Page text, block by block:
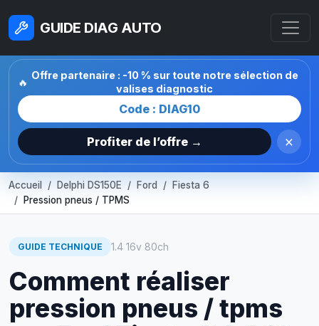
GUIDE DIAG AUTO
🔥
Offre partenaire : -10 % sur toute notre sélection de
valises diagnostic
Code : DIAG10
Profiter de l’offre → ×
Accueil Delphi DS150E Ford
Fiesta 6
Pression pneus / TPMS
GUIDE TECHNIQUE 1.4 16v 80ch
Comment réaliser
pression pneus / tpms